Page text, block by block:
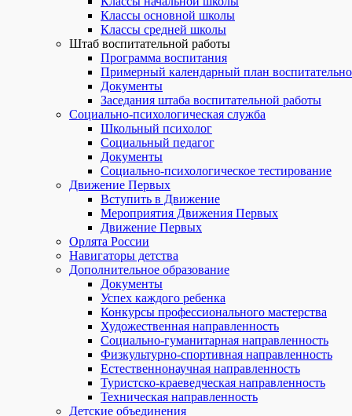
Классы основной школы
Классы средней школы
Штаб воспитательной работы
Программа воспитания
Примерный календарный план
Документы
Заседания штаба воспитательной работы
Социально-психологическая служба
Школьный психолог
Социальный педагог
Документы
Социально-психологическое тестирование
Движение Первых
Вступить в Движение
Мероприятия Движения Первых
Движение Первых
Орлята России
Навигаторы детства
Дополнительное образование
Документы
Успех каждого ребенка
Конкурсы профессионального мастерства
Художественная направленность
Социально-гуманитарная направленность
Физкультурно-спортивная направленность
Естественнонаучная направленность
Туристско-краеведческая направленность
Техническая направленность
Детские объединения